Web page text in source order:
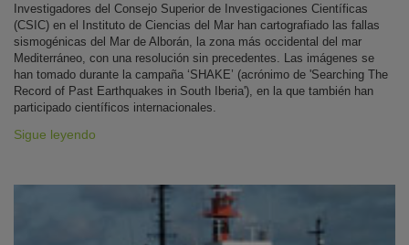
Investigadores del Consejo Superior de Investigaciones Científicas
(CSIC) en el Instituto de Ciencias del Mar han cartografiado las fallas
sismogénicas del Mar de Alborán, la zona más occidental del mar
Mediterráneo, con una resolución sin precedentes. Las imágenes se
han tomado durante la campaña ‘SHAKE’ (acrónimo de 'Searching The
Record of Past Earthquakes in South Iberia'), en la que también han
participado científicos internacionales.
Sigue leyendo